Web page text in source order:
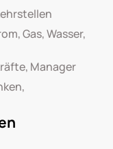
Gas, Wasser,
Manager